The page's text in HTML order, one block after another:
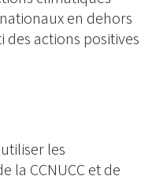
en dehors
des actions positives
les
la CCNUCC et de